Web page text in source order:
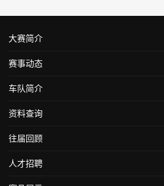
大赛简介
赛事动态
车队简介
资料查询
往届回顾
人才招聘